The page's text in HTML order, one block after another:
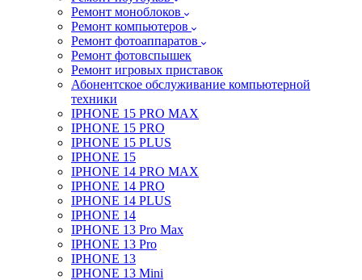
Ремонт моноблоков
Ремонт компьютеров
Ремонт фотоаппаратов
Ремонт фотовспышек
Ремонт игровых приставок
Абонентское обслуживание компьютерной
техники
IPHONE 15 PRO MAX
IPHONE 15 PRO
IPHONE 15 PLUS
IPHONE 15
IPHONE 14 PRO MAX
IPHONE 14 PRO
IPHONE 14 PLUS
IPHONE 14
IPHONE 13 Pro Max
IPHONE 13 Pro
IPHONE 13
IPHONE 13 Mini